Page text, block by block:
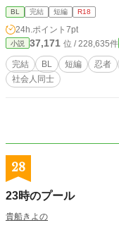
BL 完結 短編 R18
24h.ポイント 7pt
小説 37,171 位 / 228,635件
完結 BL 短編 忍者
社会人同士
28
23時のプール
貴船きよの